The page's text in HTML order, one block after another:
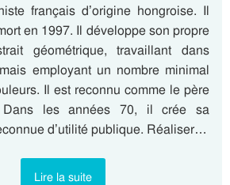
français d’origine hongroise. Il
en 1997. Il développe son propre
géométrique, travaillant dans
employant un nombre minimal
Il est reconnu comme le père
Dans les années 70, il crée sa
d’utilité publique. Réaliser…
Lire la suite